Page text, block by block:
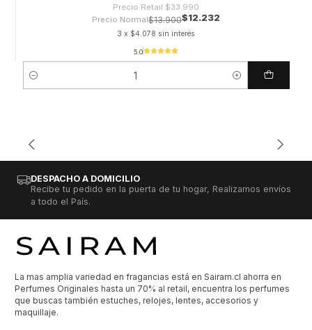
Precio Retail $33.990
Precio Normal$13.900$12.232
3 x $4.078 sin interés
5.0
Cantidad
DESPACHO A DOMICILIO
Recibe tu pedido en la puerta de tu hogar, Realizamos envíos
a todo el País.
La mas amplia variedad en fragancias está en Sairam.cl ahorra en
Perfumes Originales hasta un 70% al retail, encuentra los perfumes
que buscas también estuches, relojes, lentes, accesorios y
maquillaje.